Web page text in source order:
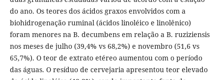
do ano. Os teores dos ácidos graxos envolvidos com a
biohidrogenação ruminal (ácidos linoléico e linolênico)
foram menores na B. decumbens em relação a B. ruziziensis
nos meses de julho (39,4% vs 68,2%) e novembro (51,6 vs
65,7%). O teor de extrato etéreo aumentou com o período
das águas. O resíduo de cervejaria apresentou teor elevado